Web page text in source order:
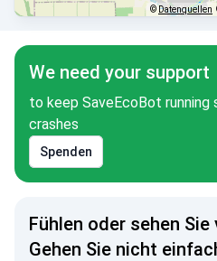
©Datenquellen
We need your support
to keep SaveEcoBot
crashes
Spenden
Fühlen oder sehen
Gehen Sie nicht